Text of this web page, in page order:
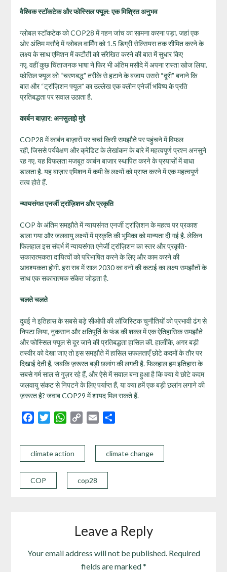
वैश्विक स्टॉकटेक और फोस्सिल फ्यूल: एक मिश्रित अनुभव
ग्लोबल स्टॉकटेक को COP28 में गहन जांच का सामना करना पड़ा. जहां एक
ओर अंतिम मसौदे में ग्लोबल वार्मिंग को 1.5 डिग्री सेल्सियस तक सीमित करने के
लक्ष्य के साथ एमिशन में कटौती को संरेखित करने की बात में सुधार किए
गए, वहीं कुछ चिंताजनक भाषा ने फिर भी अंतिम मसौदे में अपना रास्ता खोज लिया.
फ़ोसिल फ्यूल को “चरणबद्ध” तरीके से हटाने के बजाय उससे “दूरी” बनाने कि
बात और “ट्रांज़िशन फ्यूल” का उल्लेख एक क्लीन एनेर्जी भविष्य के प्रति
प्रतिबद्धता पर सवाल उठाता है.
कार्बन बाज़ार: अनसुलझे मुद्दे
COP28 में कार्बन बाज़ारों पर चर्चा किसी समझौते पर पहुंचने में विफल
रही, जिससे पर्यवेक्षण और क्रेडिट के लेखांकन के बारे में महत्वपूर्ण प्रश्न अनसुने
रह गए. यह विफलता मजबूत कार्बन बाजार स्थापित करने के प्रयासों में बाधा
डालता है. यह बाज़ार एमिशन में कमी के लक्ष्यों को प्राप्त करने में एक महत्वपूर्ण
तत्व होते हैं.
न्यायसंगत एनर्जी ट्रांज़िशन और प्रकृति
COP के अंतिम समझौते में न्यायसंगत एनर्जी ट्रांज़िशन के महत्व पर प्रकाश
डाला गया और जलवायु लक्ष्यों में प्रकृति की भूमिका को मान्यता दी गई है. लेकिन
फिलहाल इस संदर्भ में न्यायसंगत एनेर्जी ट्रांज़िशन का स्तर और प्रकृति-
सकारात्मकता दायित्वों को परिभाषित करने के लिए और काम करने की
आवश्यकता होगी. इस सब में साल 2030 का वनों की कटाई का लक्ष्य समझौतों के
साथ एक सकारात्मक संकेत जोड़ता है.
चलते चलते
दुबई ने इतिहास के सबसे बड़े सीओपी की लॉजिस्टिक चुनौतियों को प्रभावी ढंग से
निपटा लिया, नुकसान और क्षतिपूर्ति के फंड की शक्ल में एक ऐतिहासिक समझौते
और फोस्सिल फ्यूल से दूर जाने की प्रतिबद्धता हासिल की. हालाँकि, अगर बड़ी
तस्वीर को देखा जाए तो इस समझौते में हासिल सफलताएँ छोटे कदमों के तौर पर
दिखाई देती हैं, जबकि ज़रूरत बड़ी छलांग की लगती है. फिलहाल हम इतिहास के
सबसे गर्म साल से गुज़र रहे हैं, और ऐसे में सवाल बना हुआ है कि क्या ये छोटे कदम
जलवायु संकट से निपटने के लिए पर्याप्त हैं, या क्या हमें एक बड़ी छलांग लगाने की
ज़रूरत है? जवाब COP29 में शायद मिल सकते हैं.
FacebookTwitterWhatsApp
Copy
Email
climate action climate change
COP cop28
Leave a Reply
Your email address will not be published. Required
fields are marked*